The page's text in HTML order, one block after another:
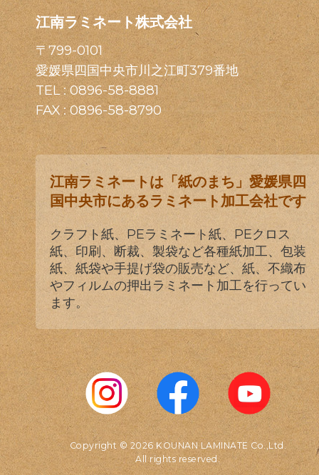
江南ラミネート株式会社
〒799-0101
愛媛県四国中央市川之江町379番地
TEL :0896-58-8881
FAX : 0896-58-8790
江南ラミネートは「紙のまち」愛媛県四
国中央市にあるラミネート加工会社です
クラフト紙、PEラミネート紙、PEクロス
紙、印刷、断裁、製袋など各種紙加工、包装
紙、紙袋や手提げ袋の販売など、紙、不織布
やフィルムの押出ラミネート加工を行ってい
ます。
Copyright © 2026 KOUNAN LAMINATE Co.,Ltd.
All rights reserved.